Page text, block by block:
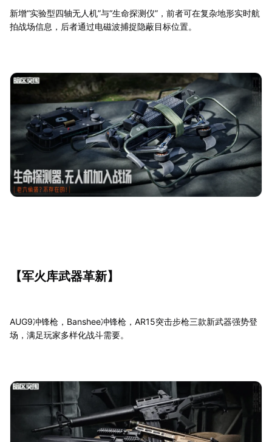
新增“实验型四轴无人机”与“生命探测仪”，前者可在复杂地形实时航
拍战场信息，后者通过电磁波捕捉隐蔽目标位置。
【军火库武器革新】
AUG9冲锋枪，Banshee冲锋枪，AR15突击步枪三款新武器强势登
场，满足玩家多样化战斗需要。